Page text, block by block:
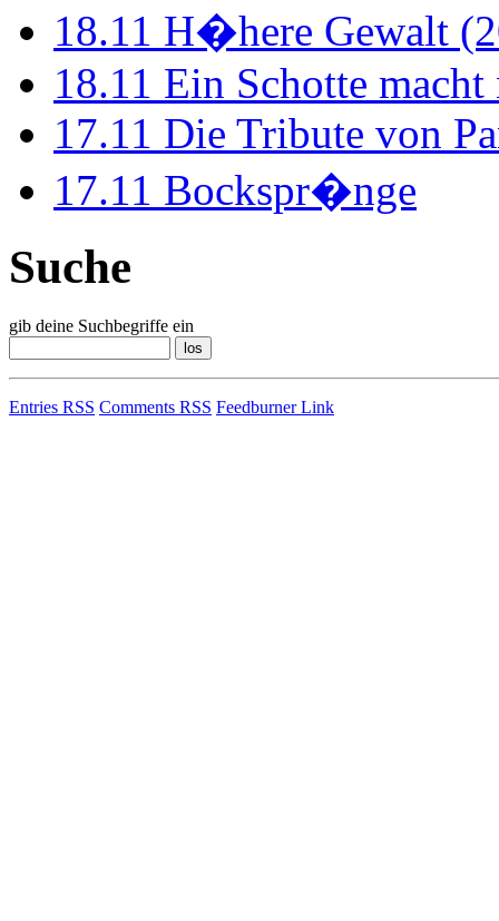
18.11 H�here Gewalt
18.11 Ein Schotte
17.11 Die Tribute von
17.11 Bockspr�nge
Suche
gib deine Suchbegriffe ein
Entries RSS Comments RSS Feedburner Link